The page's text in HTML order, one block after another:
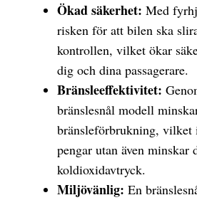
Ökad säkerhet: Med
risken för att bilen ska
kontrollen, vilket ökar
dig och dina passagerare.
Bränsleeffektivitet:
bränslesnål modell
bränsleförbrukning, vilket
pengar utan även minskar
koldioxidavtryck.
Miljövänlig: En